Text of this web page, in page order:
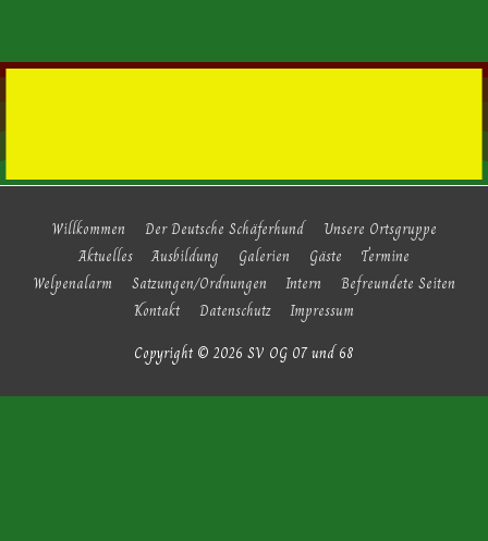
Willkommen Der Deutsche Schäferhund
Unsere Ortsgruppe
Aktuelles
Ausbildung Galerien Gäste
Termine
Welpenalarm
Satzungen/Ordnungen Intern
Befreundete Seiten
Kontakt
Datenschutz
Impressum
Copyright © 2026SV OG 07 und 68